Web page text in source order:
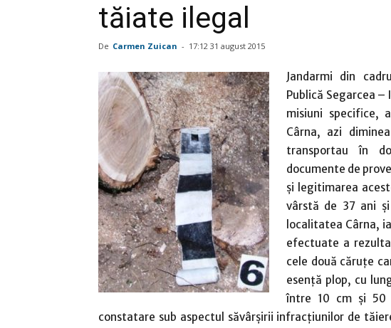
tăiate ilegal
De Carmen Zuican - 17:12 31 august 2015
Jandarmi din
Publică Segarcea –
misiuni specifice,
Cârna, azi
transportau în
documente de
şi legitimarea
vârstă de 37 ani
localitatea Cârna,
efectuate a
cele două căruţe
esenţă plop, cu
între 10 cm şi 50
constatare sub aspectul săvârşirii infracţiunilor de